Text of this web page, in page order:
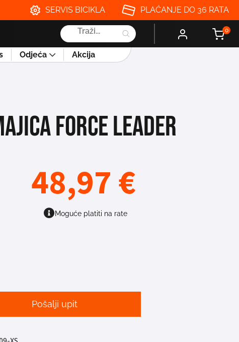
SERVIS BICIKLA PLAĆANJE DO 36 RATA
Products
search
0
Odjeća Akcija
FORCE LEADER
48,97€
Moguće platiti na rate
Pošalji upit